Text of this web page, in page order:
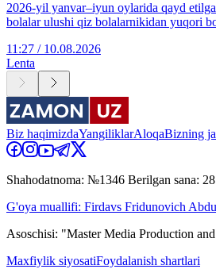
2026-yil yanvar–iyun oylarida qayd
bolalar ulushi qiz bolalarnikidan yuqori
11:27 / 10.08.2026
Lenta
Biz haqimizdaYangiliklarAloqaBizning
Shahodatnoma: №1346 Berilgan sana:
G'oya muallifi: Firdavs Fridunovich
Asoschisi: "Master Media Production
Maxfiylik siyosatiFoydalanish shartlari